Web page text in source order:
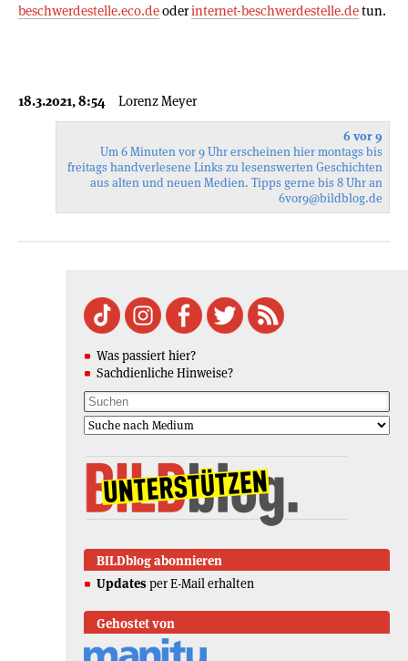
beschwerdestelle.eco.deoderinternet-beschwerdestelle.detun.
18.3.2021, 8:54 Lorenz Meyer
6 vor 9
Um 6 Minuten vor 9 Uhr erscheinen hier montags bis
freitags handverlesene Links zu lesenswerten Geschichten
aus alten und neuen Medien. Tipps gerne bis 8 Uhr an
6vor9@bildblog.de
Was passiert hier?
Sachdienliche Hinweise?
BILDblog abonnieren
Updates per E-Mail erhalten
Gehostet von